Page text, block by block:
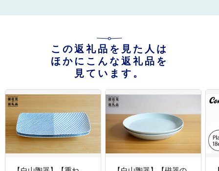
この返礼品を見た人は
ほかにこんな返礼品を
見ています。